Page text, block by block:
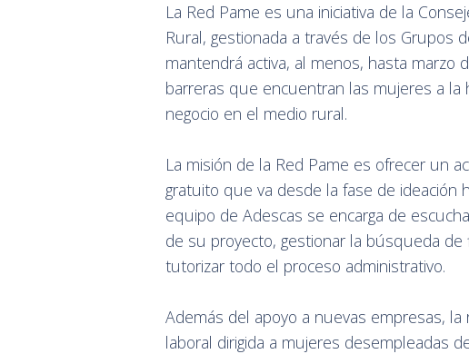
La Red Pame es una iniciativa de la
Rural, gestionada a través de los Grupos
mantendrá activa, al menos, hasta marzo
barreras que encuentran las mujeres a
negocio en el medio rural.
La misión de la Red Pame es ofrecer un
gratuito que va desde la fase de ideación
equipo de Adescas se encarga de
de su proyecto, gestionar la búsqueda de
tutorizar todo el proceso administrativo.
Además del apoyo a nuevas empresas,
laboral dirigida a mujeres desempleadas